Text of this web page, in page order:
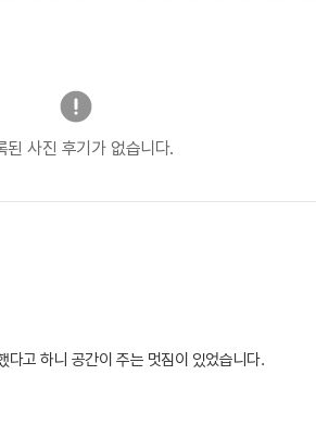
된 사진 후기가 없습니다.
고 하니 공간이 주는 멋짐이 있었습니다.